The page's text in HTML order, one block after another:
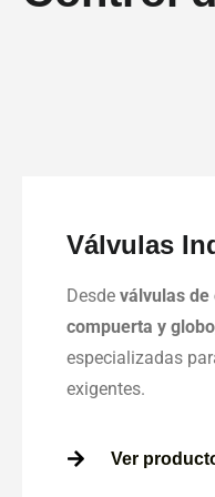
Válvulas
Desde válvulas de
compuerta y globo
especializadas
exigentes.
Ver